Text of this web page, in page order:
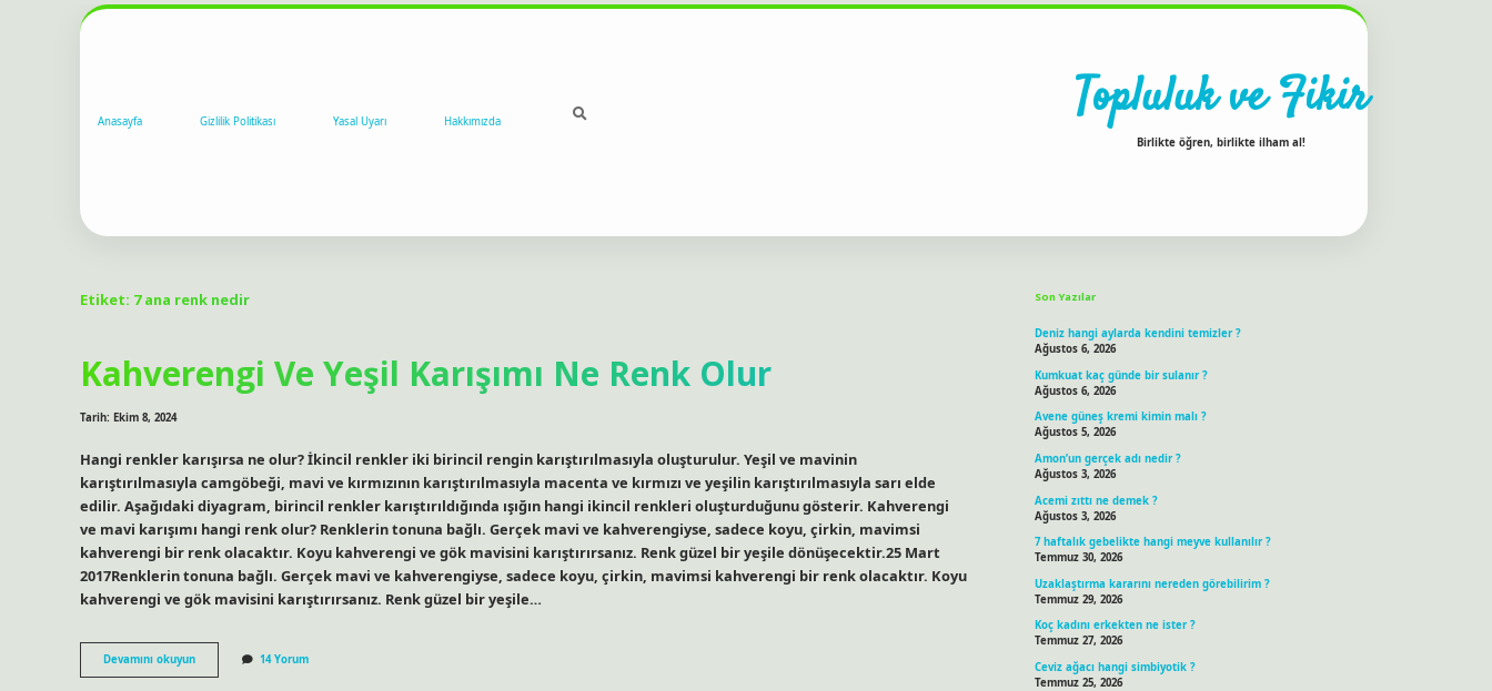
Anasayfa Gizlilik Politikası Yasal Uyarı Hakkımızda Topluluk ve Fikir
Birlikte öğren, birlikte ilham al!
Etiket: 7 ana renk nedir
Kahverengi Ve Yeşil Karışımı Ne Renk Olur
Tarih: Ekim 8, 2024
Hangi renkler karışırsa ne olur? İkincil renkler iki birincil rengin karıştırılmasıyla oluşturulur. Yeşil ve mavinin
karıştırılmasıyla camgöbeği, mavi ve kırmızının karıştırılmasıyla macenta ve kırmızı ve yeşilin karıştırılmasıyla sarı elde
edilir. Aşağıdaki diyagram, birincil renkler karıştırıldığında ışığın hangi ikincil renkleri oluşturduğunu gösterir. Kahverengi
ve mavi karışımı hangi renk olur? Renklerin tonuna bağlı. Gerçek mavi ve kahverengiyse, sadece koyu, çirkin, mavimsi
kahverengi bir renk olacaktır. Koyu kahverengi ve gök mavisini karıştırırsanız. Renk güzel bir yeşile dönüşecektir.25 Mart
2017Renklerin tonuna bağlı. Gerçek mavi ve kahverengiyse, sadece koyu, çirkin, mavimsi kahverengi bir renk olacaktır. Koyu
kahverengi ve gök mavisini karıştırırsanız. Renk güzel bir yeşile…
Devamını okuyunKahverengi
Ve
14 Yorum
Son Yazılar
Deniz hangi aylarda kendini temizler ?
Ağustos 6, 2026
Kumkuat kaç günde bir sulanır ?
Ağustos 6, 2026
Avene güneş kremi kimin malı ?
Ağustos 5, 2026
Amon’un gerçek adı nedir ?
Ağustos 3, 2026
Acemi zıttı ne demek ?
Ağustos 3, 2026
7 haftalık gebelikte hangi meyve kullanılır ?
Temmuz 30, 2026
Uzaklaştırma kararını nereden görebilirim ?
Temmuz 29, 2026
Koç kadını erkekten ne ister ?
Temmuz 27, 2026
Ceviz ağacı hangi simbiyotik ?
Temmuz 25, 2026